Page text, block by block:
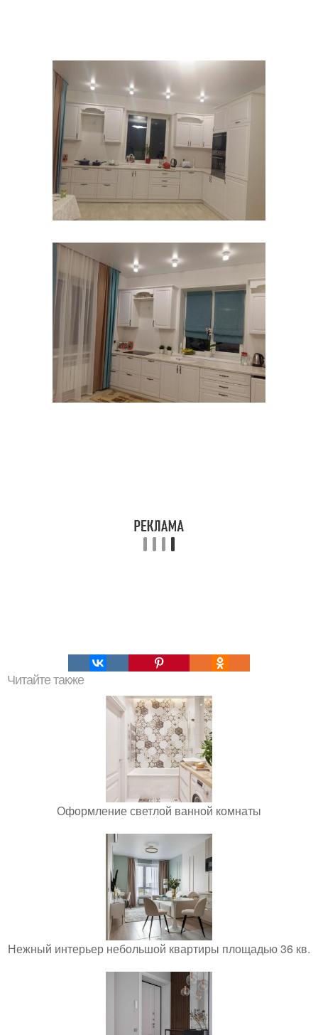
Читайте также
Оформление светлой ванной комнаты
Нежный интерьер небольшой квартиры площадью 36 кв.